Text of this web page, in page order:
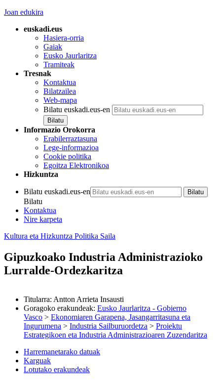
Joan edukira
euskadi.eus
Hasiera-orria
Gaiak
Eusko Jaurlaritza
Tramiteak
Tresnak
Kontaktua
Bilatzailea
Web-mapa
Bilatu euskadi.eus-en
Informazio Orokorra
Erabilerraztasuna
Lege-informazioa
Cookie politika
Egoitza Elektronikoa
Hizkuntza
Bilatu euskadi.eus-en
Bilatu
Kontaktua
Nire karpeta
Kultura eta Hizkuntza Politika Saila
Gipuzkoako Industria Administrazioko
Lurralde-Ordezkaritza
Titularra: Antton Arrieta Insausti
Goragoko erakundeak: Eusko Jaurlaritza - Gobierno
Vasco > Ekonomiaren Garapena, Jasangarritasuna eta
Ingurumena > Industria Sailburuordetza > Proiektu
Estrategikoen eta Industria Administrazioaren Zuzendaritza
Harremanetarako datuak
Karguak
Lotutako erakundeak